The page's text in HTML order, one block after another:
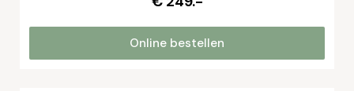
Online bestellen